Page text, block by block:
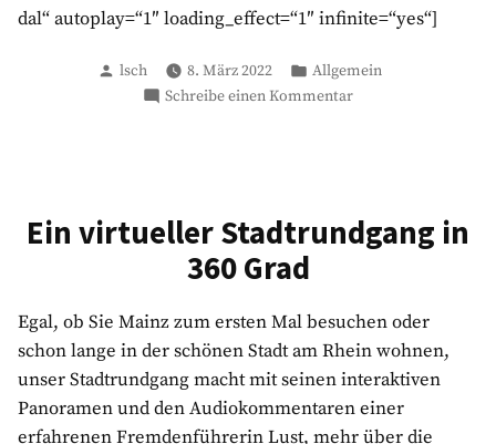
dal“ autoplay=“1″ loading_effect=“1″ infinite=“yes“]
Verfasst
lsch 8. März 2022
Veröffentlicht
in
Allgemein
Schreibe einen Kommentarzu
Ein virtueller Stadtrundgang in
360 Grad
Egal, ob Sie Mainz zum ersten Mal besuchen oder
schon lange in der schönen Stadt am Rhein wohnen,
unser Stadtrundgang macht mit seinen interaktiven
Panoramen und den Audiokommentaren einer
erfahrenen Fremdenführerin Lust, mehr über die